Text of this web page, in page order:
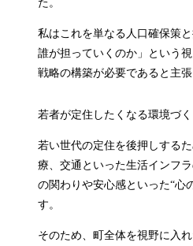
た。
私はこれを単なる人口確保策
誰が担っていくのか」という
戦略の構築が必要であると主張
若者が定住したくなる環境づく
若い世代の定住を後押しする
療、交通といった生活インフ
の関わりや安心感といった“心
す。
そのため、町全体を視野に入